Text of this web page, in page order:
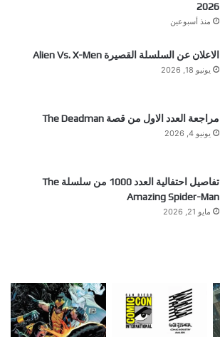
2026
منذ أسبوعين
الاعلان عن السلسلة القصيرة Alien Vs. X-Men
يونيو 18, 2026
مراجعة العدد الاول من قصة The Deadman
يونيو 4, 2026
تفاصيل احتفالية العدد 1000 من سلسلة The
Amazing Spider-Man
مايو 21, 2026